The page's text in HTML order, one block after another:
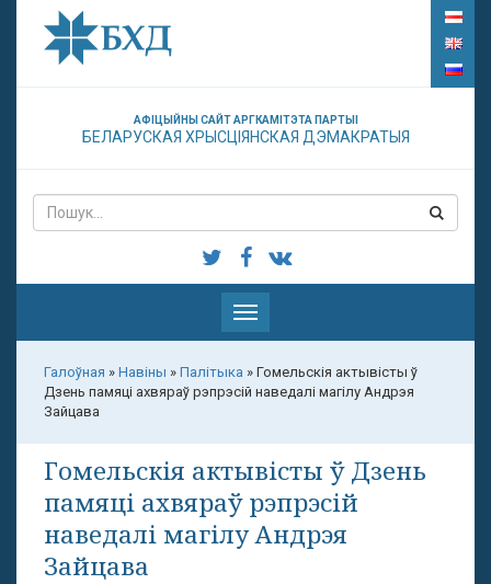
АФІЦЫЙНЫ САЙТ АРГКАМІТЭТА ПАРТЫІ
БЕЛАРУСКАЯ ХРЫСЦІЯНСКАЯ ДЭМАКРАТЫЯ
Паказаць
меню
Галоўная » Навіны » Палітыка » Гомельскія актывісты ў
Дзень памяці ахвяраў рэпрэсій наведалі магілу Андрэя
Зайцава
Гомельскія актывісты ў Дзень
памяці ахвяраў рэпрэсій
наведалі магілу Андрэя
Зайцава